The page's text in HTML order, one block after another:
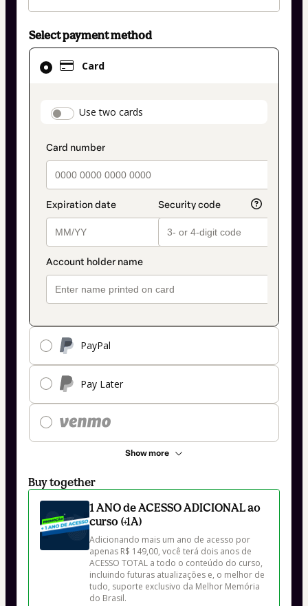
Select payment method
Card
payment_data.section_title_v2
Use two cards
PayPal
Pay Later
Show more
Card
selected
method
Buy together
1 ANO de ACESSO ADICIONAL ao
curso (+1A)
Adicionando mais um ano de acesso por
apenas R$ 149,00, você terá dois anos de
ACESSO TOTAL a todo o conteúdo do curso,
incluindo futuras atualizações e, o melhor de
tudo, suporte exclusivo da Melhor Memória
do Brasil.